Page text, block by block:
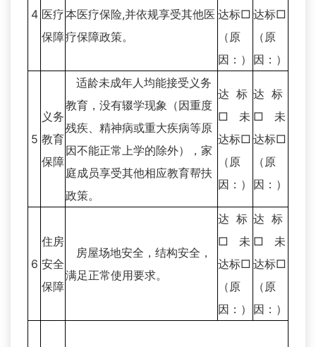
4 医疗
保障
本医疗保险,并依规享受其他医
疗保障政策。
达标□
（原
因：）
达标□
（原
因：）
5
义务
教育
保障
适龄未成年人均能接受义务
教育，没有辍学现象（因重度
残疾、精神病或重大疾病等原
因不能正常上学的除外），家
庭成员享受其他相应教育帮扶
政策。
达 标
□ 未
达标□
（原
因：）
达 标
□ 未
达标□
（原
因：）
6
住房
安全
保障
房屋场地安全，结构安全，
满足正常使用要求。
达 标
□ 未
达标□
（原
因：）
达 标
□ 未
达标□
（原
因：）